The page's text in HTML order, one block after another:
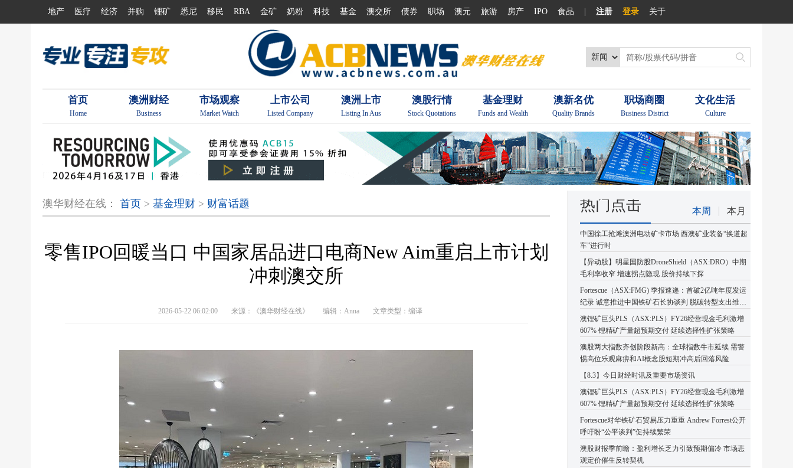
地产 医疗 经济 并购 锂矿 悉尼 移民 RBA 金矿 奶粉 科技 基金 澳交所 债券 职场 澳元 旅游 房产 IPO 食品 注册 登录 关于
首页
Home
澳洲财经
Business
市场观察
Market Watch
上市公司
Listed Company
澳洲上市
Listing In Aus
澳股行情
Stock Quotations
基金理财
Funds and Wealth
澳新名优
Quality Brands
职场商圈
Business District
文化生活
Culture
澳华财经在线： 首页 > 基金理财 > 财富话题
零售IPO回暖当口 中国家居品进口电商New Aim重启上市计划
冲刺澳交所
2026-05-22 06:02:00 来源：《澳华财经在线》 编辑：Anna 文章类型：编译
热门点击 本周 本月
中国徐工抢滩澳洲电动矿卡市场 西澳矿业装备“换道超
车”进行时
【异动股】明星国防股DroneShield（ASX:DRO）中期
毛利率收窄 增速拐点隐现 股价持续下探
Fortescue（ASX:FMG) 季报速递：首破2亿吨年度发运
纪录 诚意推进中国铁矿石长协谈判 脱碳转型支出维持
高位
澳锂矿巨头PLS（ASX:PLS）FY26经营现金毛利激增
607% 锂精矿产量超预期交付 延续选择性扩张策略
澳股两大指数齐创阶段新高：全球指数牛市延续 需警
惕高位乐观麻痹和AI概念股短期冲高后回落风险
【8.3】今日财经时讯及重要市场资讯
澳锂矿巨头PLS（ASX:PLS）FY26经营现金毛利激增
607% 锂精矿产量超预期交付 延续选择性扩张策略
Fortescue对华铁矿石贸易压力重重 Andrew Forrest公开
呼吁盼“公平谈判”促持续繁荣
澳股财报季前瞻：盈利增长乏力引致预期偏冷 市场悲
观定价催生反转契机